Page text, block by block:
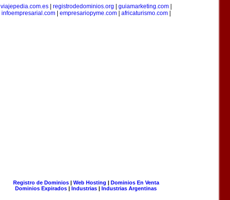
viajepedia.com.es| registrodedominios.org guiamarketing.com|
infoempresarial.com| empresariopyme.com| africaturismo.com|
Registro de Dominios| Web Hosting | Dominios En Venta
Dominios Expirados | Industrias | Industrias Argentinas